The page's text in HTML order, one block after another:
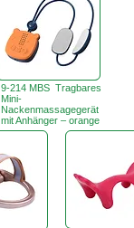
9-214 MBS Tragbares
Mini-
Nackenmassagegerät
mit Anhänger – orange